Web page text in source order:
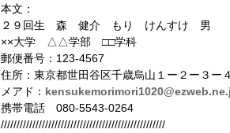
本文：
２９回生 森 健介 もり けんすけ 男
××大学 △△学部 □□学科
郵便番号：123-4567
住所：東京都世田谷区千歳烏山１ー２ー３ー
メアド：
携帯電話 080-5543-0264
////////////////////////////////////////////////////